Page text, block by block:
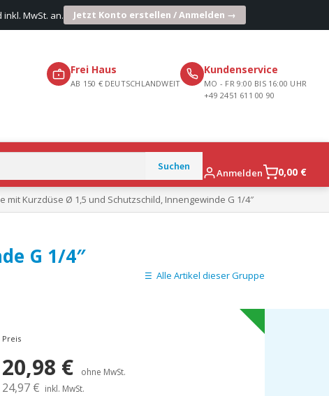
MwSt. an. Jetzt Konto erstellen / Anmelden →
Frei Haus
AB 150 € DEUTSCHLANDWEIT
Kundenservice
MO - FR 9:00 BIS 16:00 UHR
+49 2451 611 00 90
Anmelden 0,00 €
mit Kurzdüse Ø 1,5 und Schutzschild, Innengewinde G 1/4″
G 1/4″
Alle Artikel dieser Gruppe
Preis
20,98 € ohne MwSt.
24,97 € inkl. MwSt.